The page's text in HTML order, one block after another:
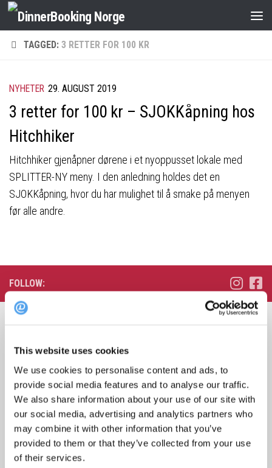
This website uses cookies
We use cookies to personalise content and ads, to
provide social media features and to analyse our traffic.
We also share information about your use of our site with
our social media, advertising and analytics partners who
may combine it with other information that you’ve
provided to them or that they’ve collected from your use
of their services.
TAGGED: 3 RETTER FOR 100 KR
NYHETER 29. AUGUST 2019
3 retter for 100 kr – SJOKKåpning hos
Hitchhiker
Hitchhiker gjenåpner dørene i et nyoppusset lokale med
SPLITTER-NY meny. I den anledning holdes det en
SJOKKåpning, hvor du har mulighet til å smake på menyen
før alle andre.
FOLLOW:
Topp 10 restauranter i juli 2026